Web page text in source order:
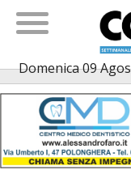
Domenica 09